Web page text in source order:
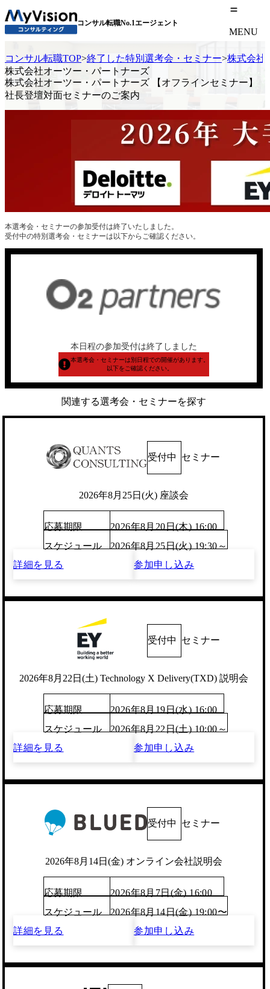
コンサル転職No.1エージェント
MENU
コンサル転職TOP>終了した特別選考会・セミナー>株式会社
株式会社オーツー・パートナーズ
株式会社オーツー・パートナーズ 【オフラインセミナー】
社長登壇対面セミナーのご案内
本選考会・セミナーの参加受付は終了いたしました。
受付中の特別選考会・セミナーは以下からご確認ください。
本日程の参加受付は終了しました
本選考会・セミナーは別日程での開催があります。
以下をご確認ください。
関連する選考会・セミナーを探す
受付中 セミナー
2026年8月25日(火) 座談会
応募期限
2026年8月20日(木) 16:00
スケジュール
2026年8月25日(火) 19:30～
詳細を見る
参加申し込み
受付中 セミナー
2026年8月22日(土) Technology X Delivery(TXD) 説明会
応募期限
2026年8月19日(水) 16:00
スケジュール
2026年8月22日(土) 10:00～
詳細を見る
参加申し込み
受付中 セミナー
2026年8月14日(金) オンライン会社説明会
応募期限
2026年8月7日(金) 16:00
スケジュール
2026年8月14日(金) 19:00〜
詳細を見る
参加申し込み